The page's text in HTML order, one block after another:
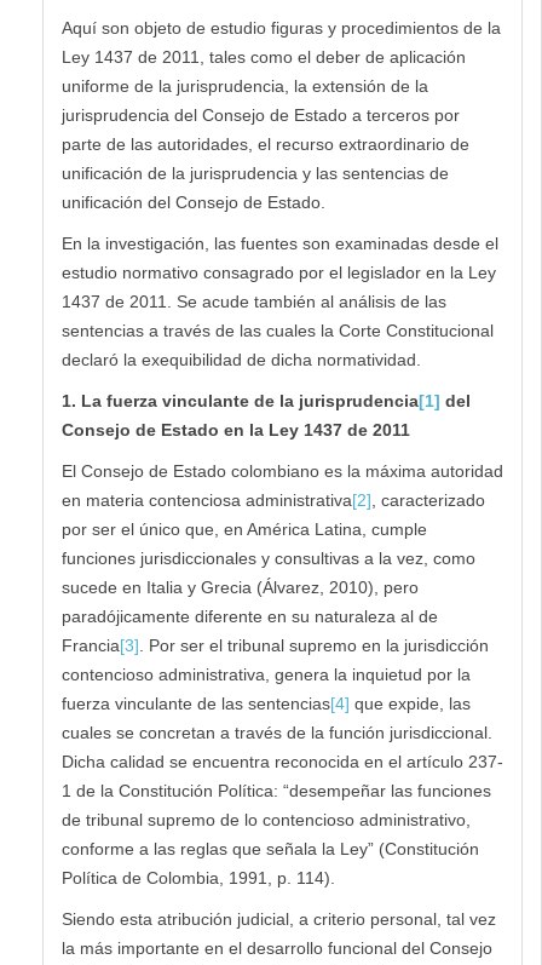
Aquí son objeto de estudio figuras y procedimientos de la
Ley 1437 de 2011, tales como el deber de aplicación
uniforme de la jurisprudencia, la extensión de la
jurisprudencia del Consejo de Estado a terceros por
parte de las autoridades, el recurso extraordinario de
unificación de la jurisprudencia y las sentencias de
unificación del Consejo de Estado.
En la investigación, las fuentes son examinadas desde el
estudio normativo consagrado por el legislador en la Ley
1437 de 2011. Se acude también al análisis de las
sentencias a través de las cuales la Corte Constitucional
declaró la exequibilidad de dicha normatividad.
1. La fuerza vinculante de la jurisprudencia[1] del
Consejo de Estado en la Ley 1437 de 2011
El Consejo de Estado colombiano es la máxima autoridad
en materia contenciosa administrativa[2] , caracterizado
por ser el único que, en América Latina, cumple
funciones jurisdiccionales y consultivas a la vez, como
sucede en Italia y Grecia (Álvarez, 2010), pero
paradójicamente diferente en su naturaleza al de
Francia[3] . Por ser el tribunal supremo en la jurisdicción
contencioso administrativa, genera la inquietud por la
fuerza vinculante de las sentencias[4] que expide, las
cuales se concretan a través de la función jurisdiccional.
Dicha calidad se encuentra reconocida en el artículo 237-
1 de la Constitución Política: “desempeñar las funciones
de tribunal supremo de lo contencioso administrativo,
conforme a las reglas que señala la Ley” (Constitución
Política de Colombia, 1991, p. 114).
Siendo esta atribución judicial, a criterio personal, tal vez
la más importante en el desarrollo funcional del Consejo